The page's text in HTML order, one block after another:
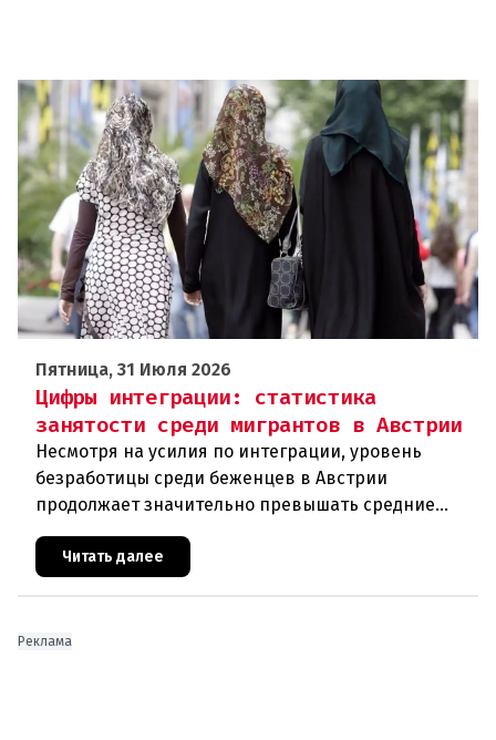
Пятница, 31 Июля 2026
Цифры интеграции: статистика
занятости среди мигрантов в Австрии
Несмотря на усилия по интеграции, уровень
безработицы среди беженцев в Австрии
продолжает значительно превышать средние
безработица в 2025 году составила 7,4
Читать далее
Реклама